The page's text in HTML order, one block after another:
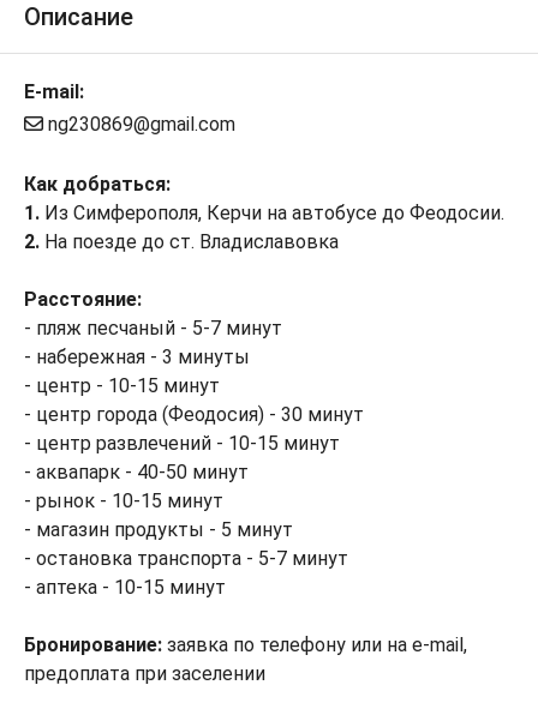
Описание
E-mail:
ng230869@gmail.com
Как добраться:
1. Из Симферополя, Керчи на автобусе до Феодосии.
2. На поезде до ст. Владиславовка
Расстояние:
- пляж песчаный - 5-7 минут
- набережная - 3 минуты
- центр - 10-15 минут
- центр города (Феодосия) - 30 минут
- центр развлечений - 10-15 минут
- аквапарк - 40-50 минут
- рынок - 10-15 минут
- магазин продукты - 5 минут
- остановка транспорта - 5-7 минут
- аптека - 10-15 минут
Бронирование: заявка по телефону или на e-mail,
предоплата при заселении